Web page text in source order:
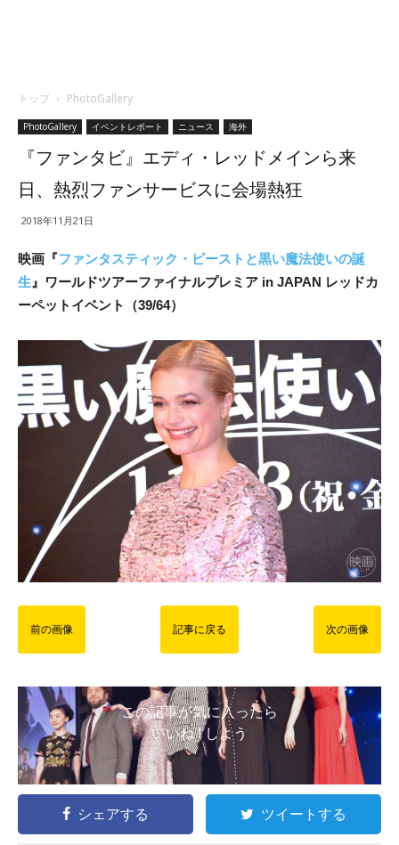
トップ PhotoGallery
PhotoGallery イベントレポート ニュース 海外
『ファンタビ』エディ・レッドメインら来
日、熱烈ファンサービスに会場熱狂
2018年11月21日
映画『ファンタスティック・ビーストと黒い魔法使いの誕
生 』ワールドツアーファイナルプレミア in JAPAN レッドカ
ーペットイベント（39/64）
前の画像 記事に戻る 次の画像
この記事が気に入ったら
いいね ! しよう
シェアする ツイートする